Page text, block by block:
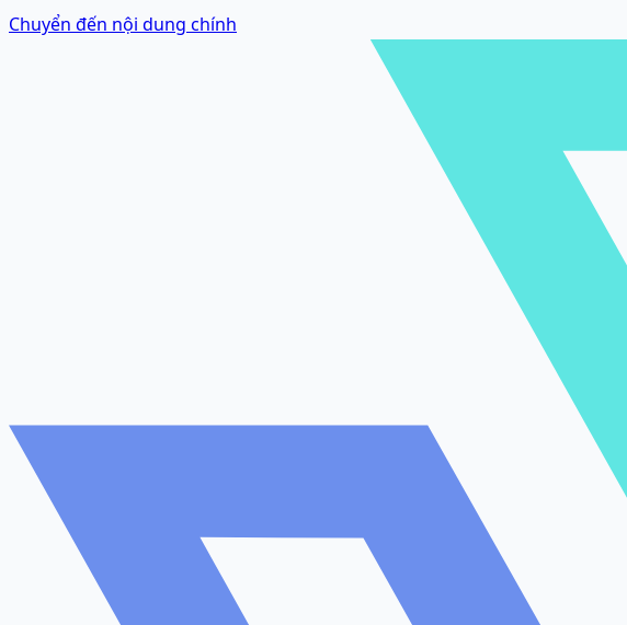
Chuyển đến nội dung chính